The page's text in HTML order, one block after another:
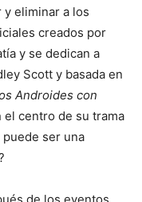
y eliminar a los
creados por
y se dedican a
Scott y basada en
Androides con
el centro de su trama
ser una